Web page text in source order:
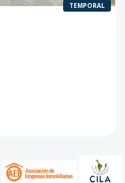
TEMPORAL